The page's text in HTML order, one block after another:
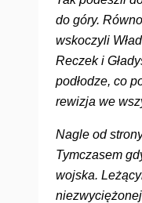
do góry.
wskoczyli
Reczek i
podłodze, co
rewizja we
Nagle od
Tymczasem
wojska.